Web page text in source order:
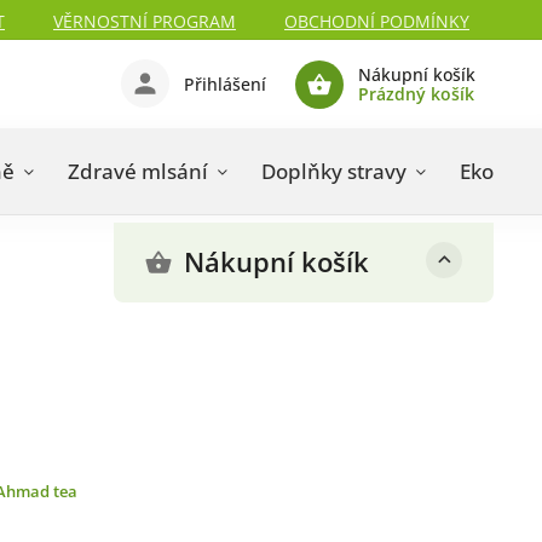
VĚRNOSTNÍ PROGRAM OBCHODNÍ PODMÍNKY
Nákupní košík
Prázdný košík
Přihlášení
Zdravé mlsání Doplňky stravy Eko
Nákupní košík
tea